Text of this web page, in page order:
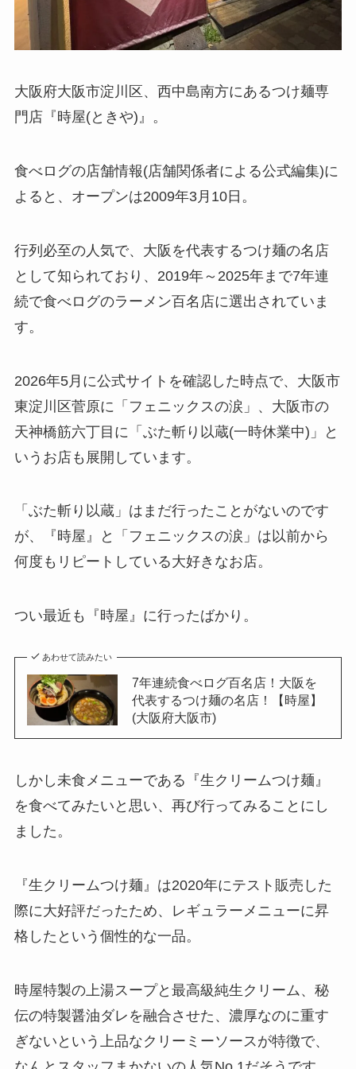
大阪府大阪市淀川区、西中島南方にあるつけ麺専
門店『時屋(ときや)』。
食べログの店舗情報(店舗関係者による公式編集)に
よると、オープンは2009年3月10日。
行列必至の人気で、大阪を代表するつけ麺の名店
として知られており、2019年～2025年まで7年連
続で食べログのラーメン百名店に選出されていま
す。
2026年5月に公式サイトを確認した時点で、大阪市
東淀川区菅原に「フェニックスの涙」、大阪市の
天神橋筋六丁目に「ぶた斬り以蔵(一時休業中)」と
いうお店も展開しています。
「ぶた斬り以蔵」はまだ行ったことがないのです
が、『時屋』と「フェニックスの涙」は以前から
何度もリピートしている大好きなお店。
つい最近も『時屋』に行ったばかり。
あわせて読みたい
7年連続食べログ百名店！大阪を
代表するつけ麺の名店！【時屋】
(大阪府大阪市)
しかし未食メニューである『生クリームつけ麺』
を食べてみたいと思い、再び行ってみることにし
ました。
『生クリームつけ麺』は2020年にテスト販売した
際に大好評だったため、レギュラーメニューに昇
格したという個性的な一品。
時屋特製の上湯スープと最高級純生クリーム、秘
伝の特製醤油ダレを融合させた、濃厚なのに重す
ぎないという上品なクリーミーソースが特徴で、